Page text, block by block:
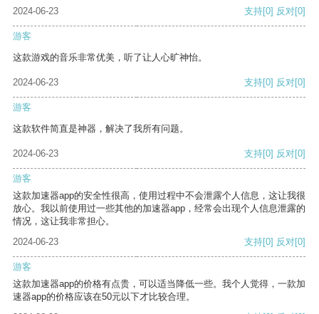
2024-06-23 支持[0] 反对[0]
游客
这款游戏的音乐非常优美，听了让人心旷神怡。
2024-06-23 支持[0] 反对[0]
游客
这款软件简直是神器，解决了我所有问题。
2024-06-23 支持[0] 反对[0]
游客
这款加速器app的安全性很高，使用过程中不会泄露个人信息，这让我很
放心。我以前使用过一些其他的加速器app，经常会出现个人信息泄露的
情况，这让我非常担心。
2024-06-23
支持[0] 反对[0]
游客
这款加速器app的价格有点贵，可以适当降低一些。我个人觉得，一款加
速器app的价格应该在50元以下才比较合理。